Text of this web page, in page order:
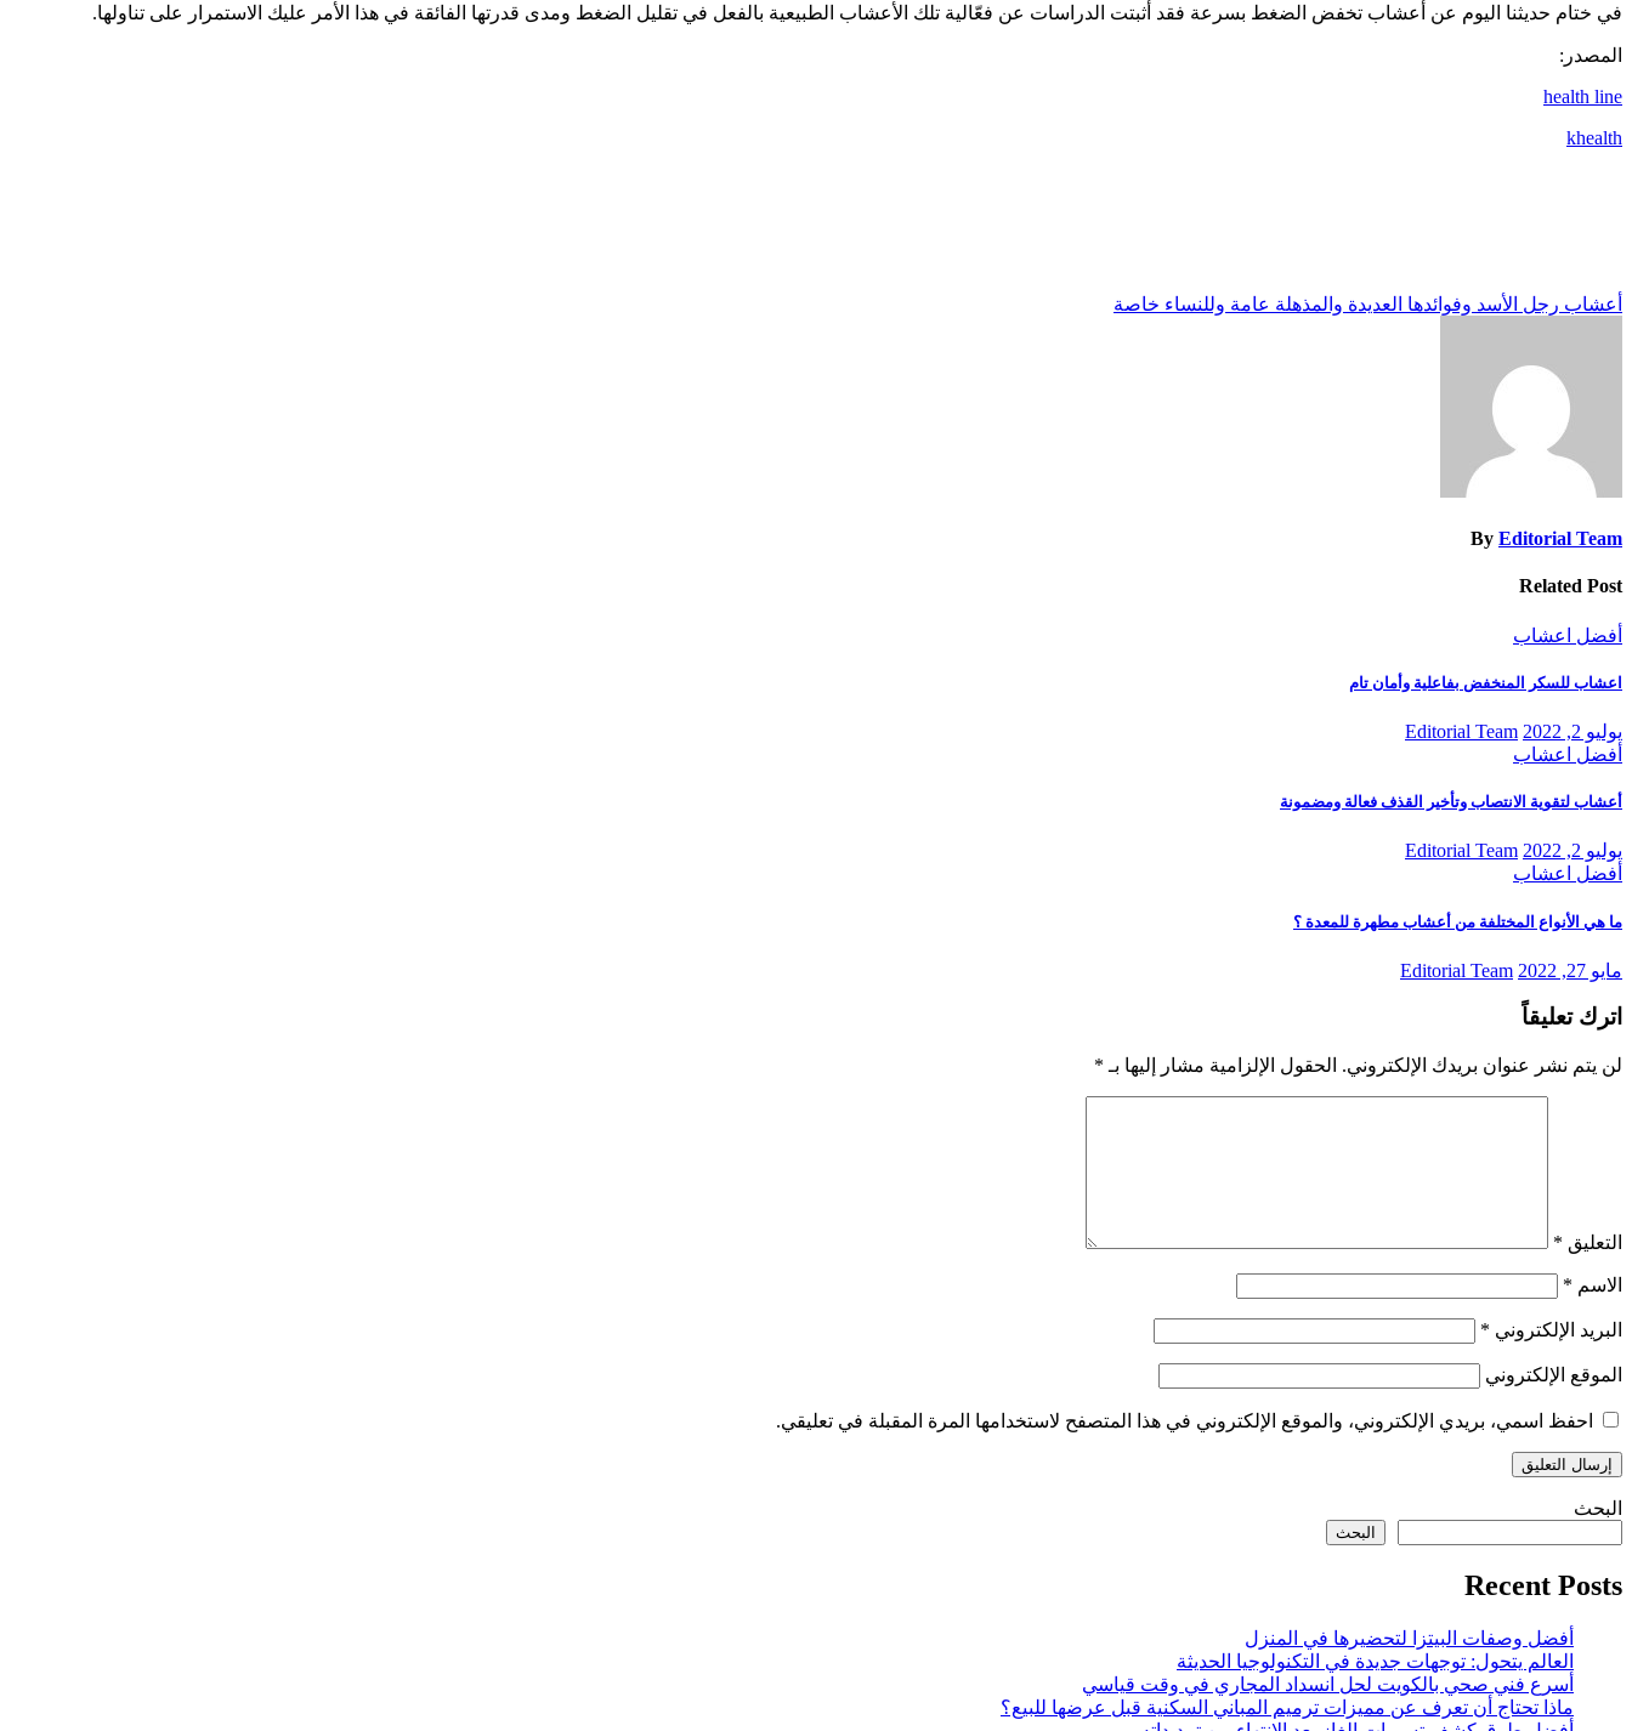
في ختام حديثنا اليوم عن أعشاب تخفض الضغط بسرعة فقد أثبتت الدراسات عن فعّالية تلك الأعشاب الطبيعية بالفعل في تقليل الضغط ومدى قدرتها الفائقة في هذا الأمر عليك الاستمرار على تناولها.
المصدر:
health line
khealth
تصفّح
أعشاب رجل الأسد وفوائدها العديدة والمذهلة عامة وللنساء خاصة
By Editorial Team
Related Post
أفضل اعشاب
اعشاب للسكر المنخفض بفاعلية وأمان تام
يوليو 2, 2022
Editorial Team
أفضل اعشاب
أعشاب لتقوية الانتصاب وتأخير القذف فعالة ومضمونة
يوليو 2, 2022
Editorial Team
أفضل اعشاب
ما هي الأنواع المختلفة من أعشاب مطهرة للمعدة ؟
مايو 27, 2022 Editorial Team
اترك تعليقاً
لن يتم نشر عنوان بريدك الإلكتروني. الحقول الإلزامية مشار إليها بـ *
التعليق *
الاسم *
البريد الإلكتروني *
الموقع الإلكتروني
احفظ اسمي، بريدي الإلكتروني، والموقع الإلكتروني في هذا المتصفح لاستخدامها المرة المقبلة في تعليقي.
البحث
البحث
Recent Posts
أفضل وصفات البيتزا لتحضيرها في المنزل
العالم يتحول: توجهات جديدة في التكنولوجيا الحديثة
أسرع فني صحي بالكويت لحل انسداد المجاري في وقت قياسي
ماذا تحتاج أن تعرف عن مميزات ترميم المباني السكنية قبل عرضها للبيع؟